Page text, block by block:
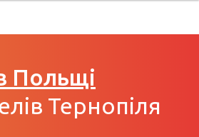
Польщі
Тернопіля